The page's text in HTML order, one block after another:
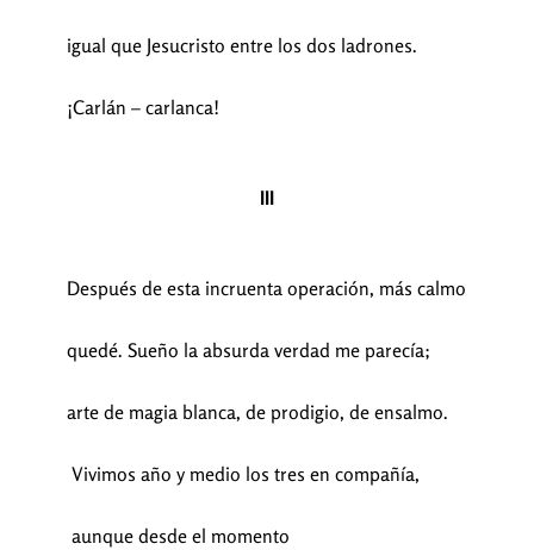
igual que Jesucristo entre los dos ladrones.
¡Carlán – carlanca!
III
Después de esta incruenta operación, más calmo
quedé. Sueño la absurda verdad me parecía;
arte de magia blanca, de prodigio, de ensalmo.
Vivimos año y medio los tres en compañía,
aunque desde el momento